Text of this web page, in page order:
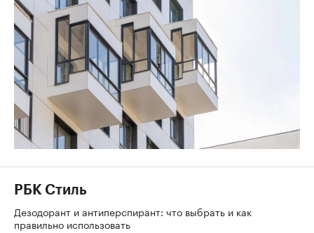
РБК Стиль
Дезодорант и антиперспирант: что выбрать и как
правильно использовать